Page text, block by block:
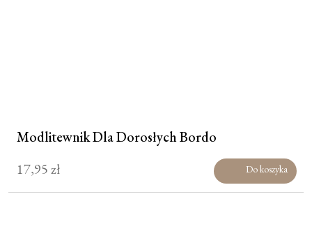
Modlitewnik Dla Dorosłych Bordo
17,95zł Do koszyka